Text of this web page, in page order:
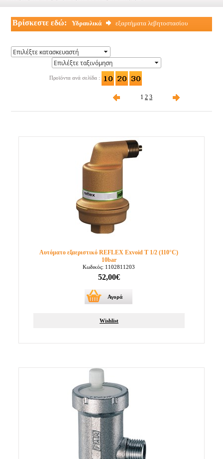
Επικοινωνία
Βρίσκεστε εδώ: Υδραυλικά εξαρτήματα λεβητοστασίου
Προϊόντα ανά σελίδα :
1 2 3
Αυτόματο εξαεριστικό REFLEX Exvoid T 1/2 (110°C)
10bar
Κωδικός: 1102811203
52,00€
Αγορά
Wishlist